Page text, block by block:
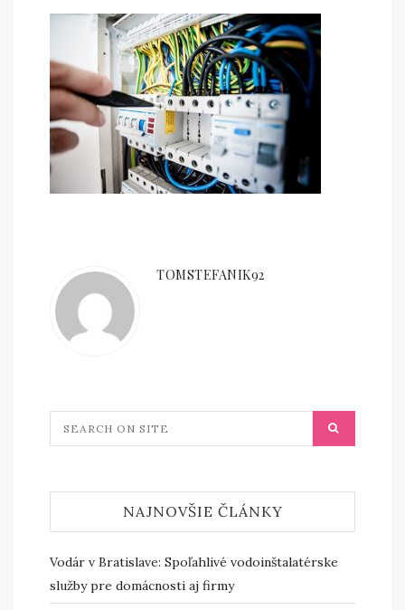
TOMSTEFANIK92
NAJNOVŠIE ČLÁNKY
Vodár v Bratislave: Spoľahlivé vodoinštalatérske
služby pre domácnosti aj firmy